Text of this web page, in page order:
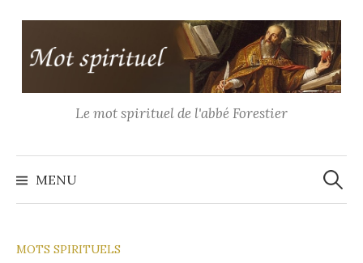
contenu
Le mot spirituel de l'abbé Forestier
MENU
MOTS SPIRITUELS